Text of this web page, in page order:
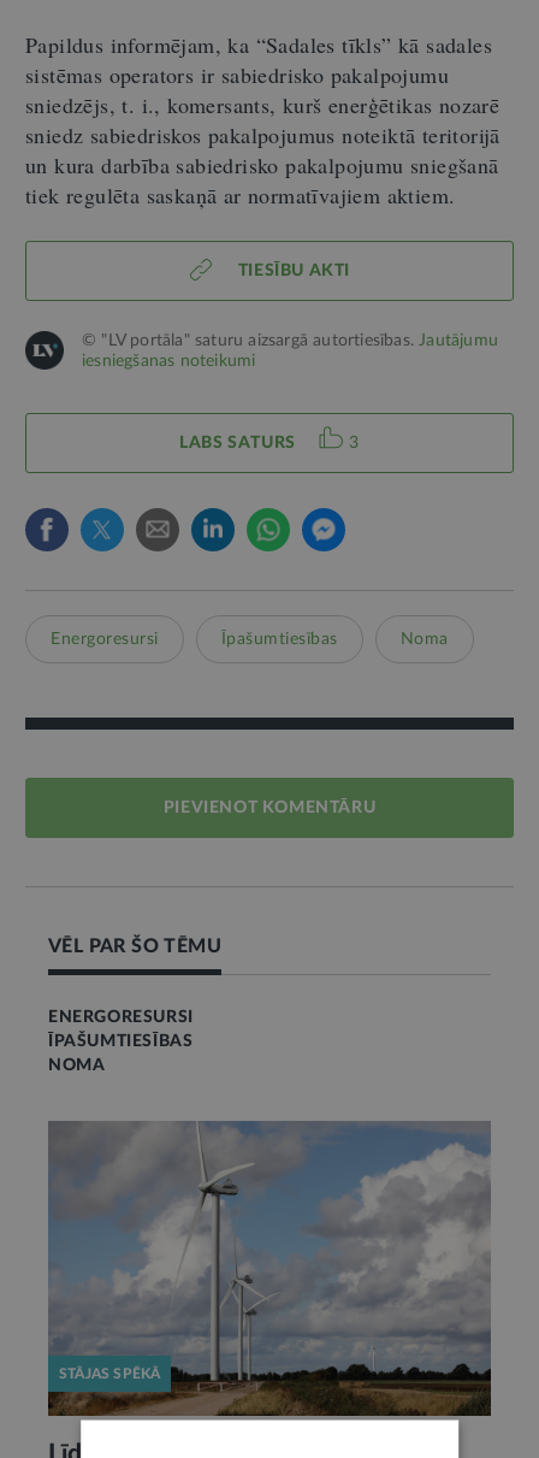
Papildus informējam, ka “Sadales tīkls” kā sadales
sistēmas operators ir sabiedrisko pakalpojumu
sniedzējs, t. i., komersants, kurš enerģētikas nozarē
sniedz sabiedriskos pakalpojumus noteiktā teritorijā
un kura darbība sabiedrisko pakalpojumu sniegšanā
tiek regulēta saskaņā ar normatīvajiem aktiem.
TIESĪBU AKTI
© "LV portāla" saturu aizsargā autortiesības.Jautājumu
iesniegšanas noteikumi
LABS SATURS 3
Energoresursi Īpašumtiesības Noma
PIEVIENOT KOMENTĀRU
VĒL PAR ŠO TĒMU
ENERGORESURSI
ĪPAŠUMTIESĪBAS
NOMA
STĀJAS SPĒKĀ